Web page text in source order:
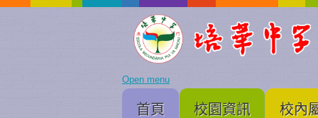
Open menu
首頁 校園資訊 校內